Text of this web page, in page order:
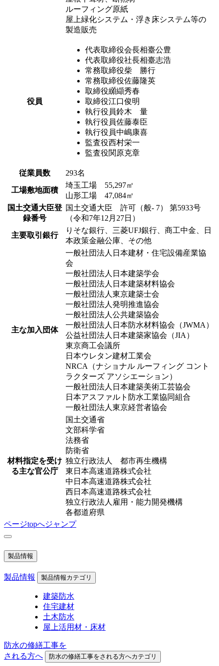
ルーフィング原紙
屋上緑化システム・浮き床システム等の
製造販売
役員
代表取締役会長相臺公豊
代表取締役社長相臺志浩
常務取締役柴 勝行
常務取締役佐藤隆英
取締役纐纈秀春
取締役江口俊明
執行役員鈴木 量
執行役員佐藤泰臣
執行役員中嶋康喜
監査役西村栄一
監査役関原克章
従業員数 293名
工場敷地面積
埼玉工場 55,297㎡
山形工場 47,084㎡
国土交通大臣登
録番号
国土交通大臣 許可（般- 7） 第5933号
（令和7年12月27日）
主要取引銀行
りそな銀行、三菱UFJ銀行、商工中金、日
本政策金融公庫、その他
主な加入団体
一般社団法人日本建材・住宅設備産業協
会
一般社団法人日本建築学会
一般社団法人日本建築材料協会
一般社団法人東京建築士会
一般社団法人発明推進協会
一般社団法人公共建築協会
一般社団法人日本防水材料協会（JWMA）
公益社団法人日本建築家協会（JIA）
東京商工会議所
日本ウレタン建材工業会
NRCA（ナショナル ルーフィング コント
ラクターズ アソシエーション）
一般社団法人日本建築美術工芸協会
日本アスファルト防水工業協同組合
一般社団法人東京経営者協会
材料指定を受け
る主な官公庁
国土交通省
文部科学省
法務省
防衛省
独立行政法人 都市再生機構
東日本高速道路株式会社
中日本高速道路株式会社
西日本高速道路株式会社
独立行政法人雇用・能力開発機構
各都道府県
ページtopへジャンプ
製品情報
製品情報 製品情報カテゴリ
建築防水
住宅建材
土木防水
屋上活用材・床材
防水の修繕工事を
される方へ
防水の修繕工事をされる方へカテゴリ